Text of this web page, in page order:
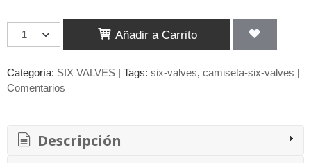
Añadir a Carrito
Categoría: SIX VALVES | Tags: six-valves camiseta-six-valves |
Comentarios
Descripción